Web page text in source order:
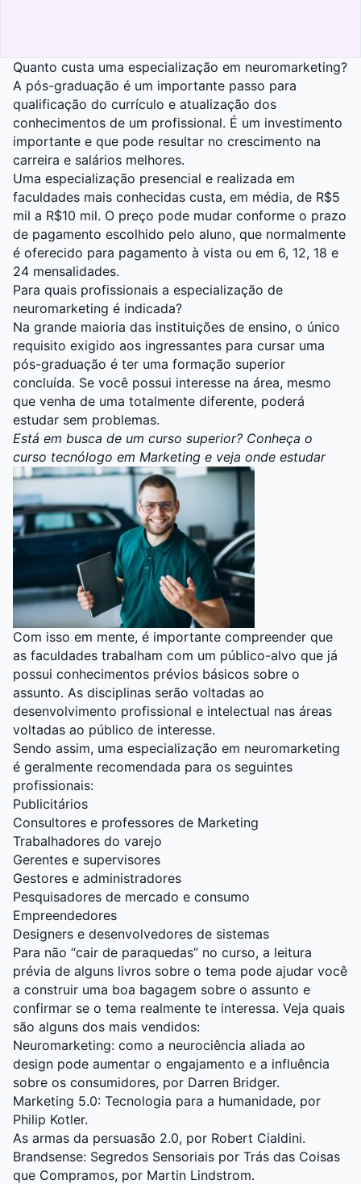
Quanto custa uma especialização em neuromarketing?
A pós-graduação é um importante passo para
qualificação do currículo e atualização dos
conhecimentos de um profissional. É um investimento
importante e que pode resultar no crescimento na
carreira e salários melhores.
Uma especialização presencial e realizada em
faculdades mais conhecidas custa, em média, de R$5
mil a R$10 mil. O preço pode mudar conforme o prazo
de pagamento escolhido pelo aluno, que normalmente
é oferecido para pagamento à vista ou em 6, 12, 18 e
24 mensalidades.
Para quais profissionais a especialização de
neuromarketing é indicada?
Na grande maioria das instituições de ensino, o único
requisito exigido aos ingressantes para cursar uma
pós-graduação é ter uma formação superior
concluída. Se você possui interesse na área, mesmo
que venha de uma totalmente diferente, poderá
estudar sem problemas.
Está em busca de um curso superior? Conheça o
curso tecnólogo em Marketing e veja onde estudar
Com isso em mente, é importante compreender que
as faculdades trabalham com um público-alvo que já
possui conhecimentos prévios básicos sobre o
assunto. As disciplinas serão voltadas ao
desenvolvimento profissional e intelectual nas áreas
voltadas ao público de interesse.
Sendo assim, uma especialização em neuromarketing
é geralmente recomendada para os seguintes
profissionais:
Publicitários
Consultores e professores de Marketing
Trabalhadores do varejo
Gerentes e supervisores
Gestores e administradores
Pesquisadores de mercado e consumo
Empreendedores
Designers e desenvolvedores de sistemas
Para não “cair de paraquedas” no curso, a leitura
prévia de alguns livros sobre o tema pode ajudar você
a construir uma boa bagagem sobre o assunto e
confirmar se o tema realmente te interessa. Veja quais
são alguns dos mais vendidos:
Neuromarketing: como a neurociência aliada ao
design pode aumentar o engajamento e a influência
sobre os consumidores, por Darren Bridger.
Marketing 5.0: Tecnologia para a humanidade, por
Philip Kotler.
As armas da persuasão 2.0, por Robert Cialdini.
Brandsense: Segredos Sensoriais por Trás das Coisas
que Compramos, por Martin Lindstrom.